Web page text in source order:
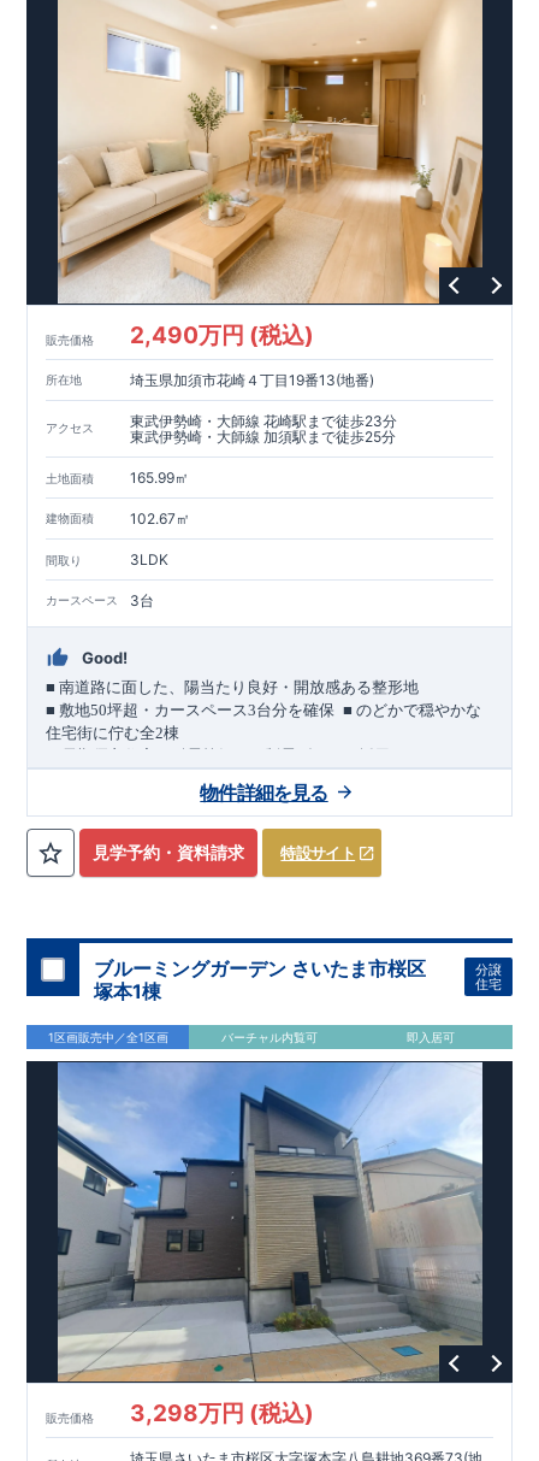
販売価格 2,490万円 (税込)
所在地 埼玉県加須市花崎４丁目19番13(地番)
アクセス
東武伊勢崎・大師線 花崎駅まで徒歩23分
東武伊勢崎・大師線 加須駅まで徒歩25分
土地面積 165.99㎡
建物面積 102.67㎡
間取り 3LDK
カースペース 3台
Good!
■南道路に面した、陽当たり良好・開放感ある整形地
■敷地50坪超・カースペース3台分を確保 ​■のどかで穏やかな
住宅街に佇む全2棟
（長期優良住宅／耐震等級３・制震ダンパー採用）
たりに恵まれた立地。
あり、
採光・通風・プライバシー性にも配慮した敷地計画で
す。
加須 徒歩13分
間取りのポイント
■ 1
号棟 LDK約19.5 帖 のゆとりあるリビング
​陽当たりよく開放
感があります。
■共通
・主寝室は将来仕切れる可変型プラン ・2階洋室2部屋にウォー
クインクローゼット設置
住宅設備のポイント
太陽光発電（フラットプラン）採用 月額サービス料
円で利用可
能
ホテルライクで実用的な洗面空間 （オープンサニタリーirodori
詳細ページへ）
家計にやさしい住宅性能
長期優良住宅 住宅ローン控除額の優遇、
固定資産税の減額期間
延長など
税制面でのメリットが受けられます。
耐震等級３＋制震ダンパー 建築基準法の1.5倍の耐震性。 地震保
険の割引（最大50％）対象です。
現地のご案内・資料請求 受付中​ ​■完成済みにつき、​
実際の
建物・設備・間取りを
​現地にてご確認いただけます。 ​
TEL
0120-44-1081
（9:30 18:30／火水曜休み）
スマートフォンで見やすい特設サイトはこちら
見学予約・資料請求 特設サイト
物件詳細を見る
ブルーミングガーデン さいたま市桜区
塚本1棟
分譲
住宅
1区画販売中／全1区画 バーチャル内覧可 即入居可
販売価格 3,298万円 (税込)